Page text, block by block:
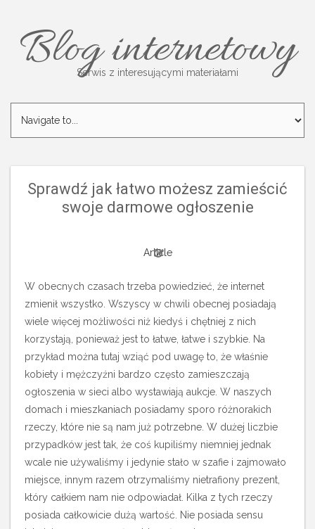
Blog internetowy
Serwis z interesującymi materiałami
Sprawdź jak łatwo możesz zamieścić
swoje darmowe ogłoszenie
Article
W obecnych czasach trzeba powiedzieć, że internet
zmienił wszystko. Wszyscy w chwili obecnej posiadają
wiele więcej możliwości niż kiedyś i chętniej z nich
korzystają, ponieważ jest to łatwe, łatwe i szybkie. Na
przykład można tutaj wziąć pod uwagę to, że właśnie
kobiety i mężczyźni bardzo często zamieszczają
ogłoszenia w sieci albo wystawiają aukcje. W naszych
domach i mieszkaniach posiadamy sporo różnorakich
rzeczy, które nie są nam już potrzebne. W dużej liczbie
przypadków jest tak, że coś kupiliśmy niemniej jednak
wcale nie używaliśmy i jedynie stało w szafie i zajmowało
miejsce, innym razem otrzymaliśmy nietrafiony prezent,
który całkiem nam nie odpowiadał. Kilka z tych rzeczy
posiada całkowicie dużą wartość. Nie posiada sensu